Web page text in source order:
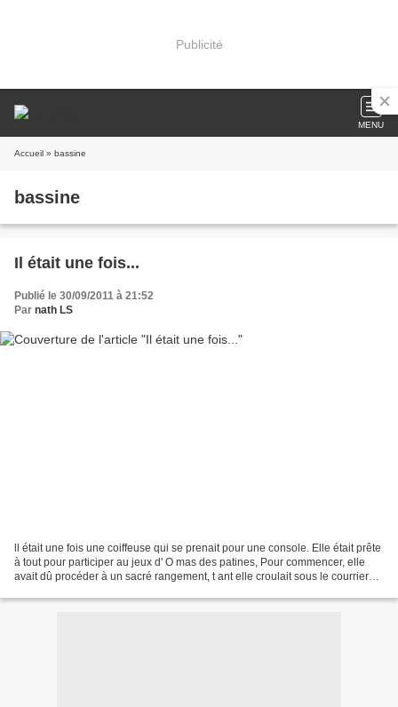
Publicité
MENU
Accueil » bassine
bassine
Il était une fois...
Publié le 30/09/2011 à 21:52
Par nath LS
ll était une fois une coiffeuse qui se prenait pour une console. Elle était prête
à tout pour participer au jeux d' O mas des patines, Pour commencer, elle
avait dû procéder à un sacré rangement, t ant elle croulait sous le courrier